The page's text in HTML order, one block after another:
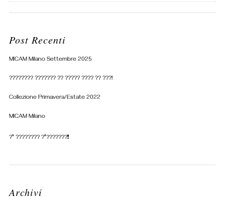
Post Recenti
MICAM Milano Settembre 2025
???????? ??????? ?? ????? ???? ?? ???!
Collezione Primavera/Estate 2022
MICAM Milano
?❜ ???????? ?❜???????❗
Archivi